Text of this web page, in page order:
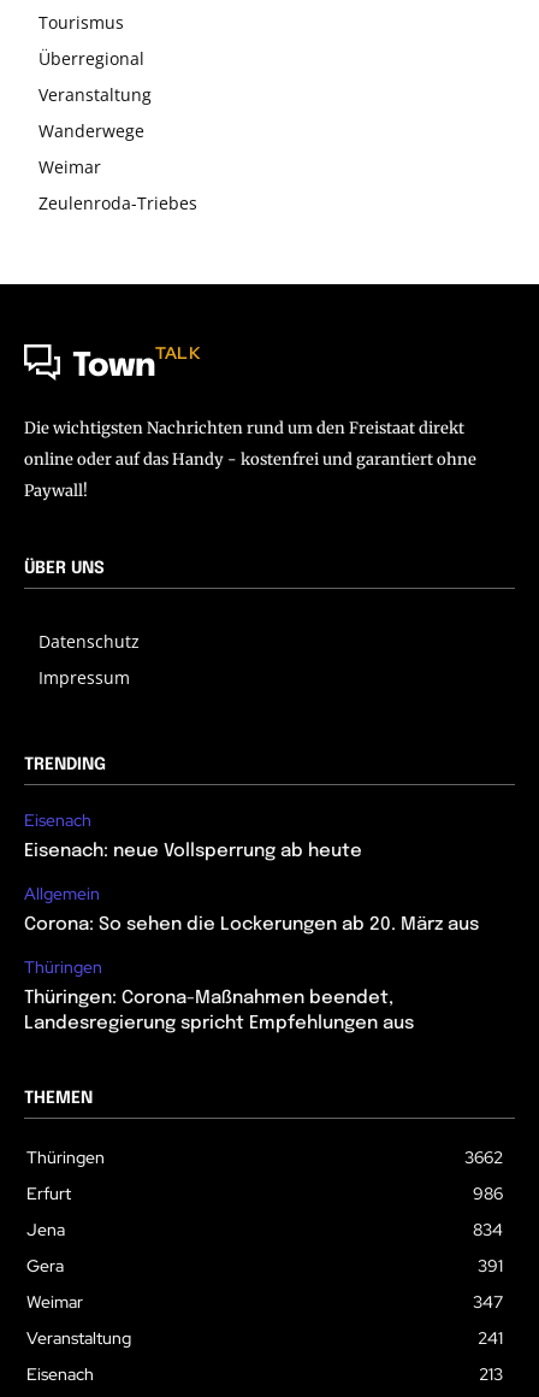
Tourismus
Überregional
Veranstaltung
Wanderwege
Weimar
Zeulenroda-Triebes
TownTALK
Die wichtigsten Nachrichten rund um den Freistaat direkt
online oder auf das Handy - kostenfrei und garantiert ohne
Paywall!
ÜBER UNS
Datenschutz
Impressum
TRENDING
Eisenach
Eisenach: neue Vollsperrung ab heute
Allgemein
Corona: So sehen die Lockerungen ab 20. März aus
Thüringen
Thüringen: Corona-Maßnahmen beendet,
Landesregierung spricht Empfehlungen aus
THEMEN
Thüringen
3662
Erfurt
986
Jena
834
Gera
391
Weimar
347
Veranstaltung
241
Eisenach
213